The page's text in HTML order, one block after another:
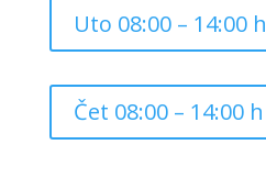
Uto 08:00 – 14:00 h
Čet 08:00 – 14:00 h